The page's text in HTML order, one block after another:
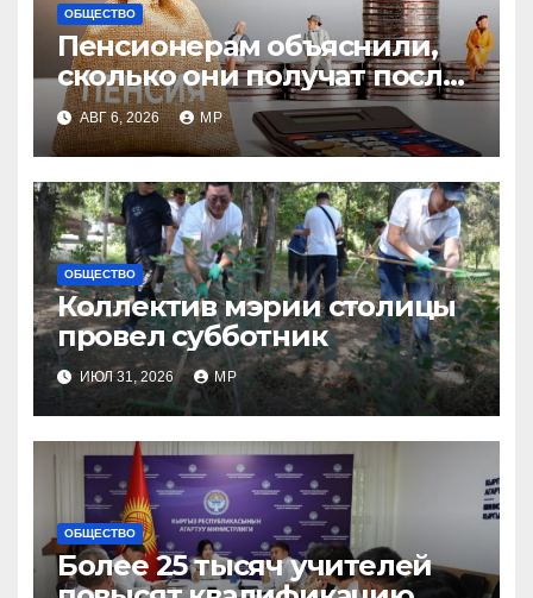
ОБЩЕСТВО
Пенсионерам объяснили,
сколько они получат после
индексации
АВГ 6, 2026 MP
ОБЩЕСТВО
Коллектив мэрии столицы
провел субботник
ИЮЛ 31, 2026 MP
ОБЩЕСТВО
Более 25 тысяч учителей